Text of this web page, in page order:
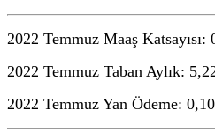
2022 Temmuz Maaş Katsayısı:
2022 Temmuz Taban Aylık:
2022 Temmuz Yan Ödeme: